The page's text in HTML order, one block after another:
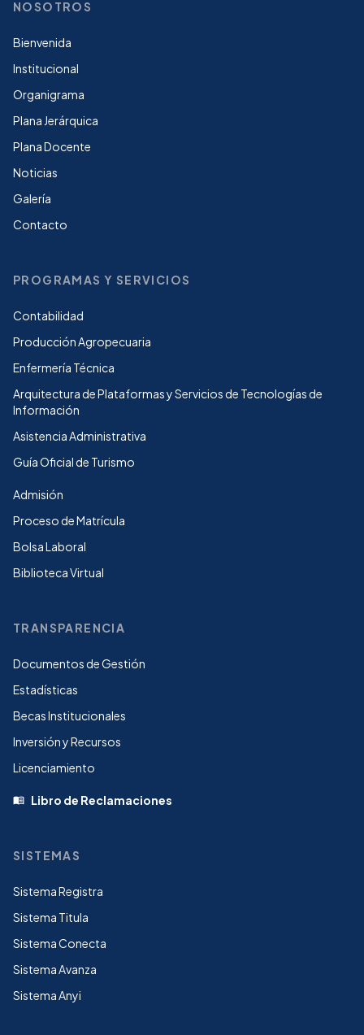
NOSOTROS
Bienvenida
Institucional
Organigrama
Plana Jerárquica
Plana Docente
Noticias
Galería
Contacto
PROGRAMAS Y SERVICIOS
Contabilidad
Producción Agropecuaria
Enfermería Técnica
Arquitectura de Plataformas y Servicios de Tecnologías de
Información
Asistencia Administrativa
Guía Oficial de Turismo
Admisión
Proceso de Matrícula
Bolsa Laboral
Biblioteca Virtual
TRANSPARENCIA
Documentos de Gestión
Estadísticas
Becas Institucionales
Inversión y Recursos
Licenciamiento
menu_book Libro de Reclamaciones
SISTEMAS
Sistema Registra
Sistema Titula
Sistema Conecta
Sistema Avanza
Sistema Anyi